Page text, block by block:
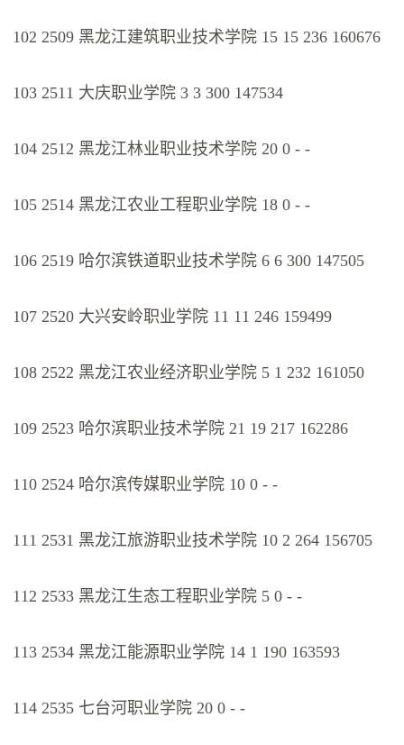
102 2509 黑龙江建筑职业技术学院 15 15 236 160676
103 2511 大庆职业学院 3 3 300 147534
104 2512 黑龙江林业职业技术学院 20 0 - -
105 2514 黑龙江农业工程职业学院 18 0 - -
106 2519 哈尔滨铁道职业技术学院 6 6 300 147505
107 2520 大兴安岭职业学院 11 11 246 159499
108 2522 黑龙江农业经济职业学院 5 1 232 161050
109 2523 哈尔滨职业技术学院 21 19 217 162286
110 2524 哈尔滨传媒职业学院 10 0 - -
111 2531 黑龙江旅游职业技术学院 10 2 264 156705
112 2533 黑龙江生态工程职业学院 5 0 - -
113 2534 黑龙江能源职业学院 14 1 190 163593
114 2535 七台河职业学院 20 0 - -